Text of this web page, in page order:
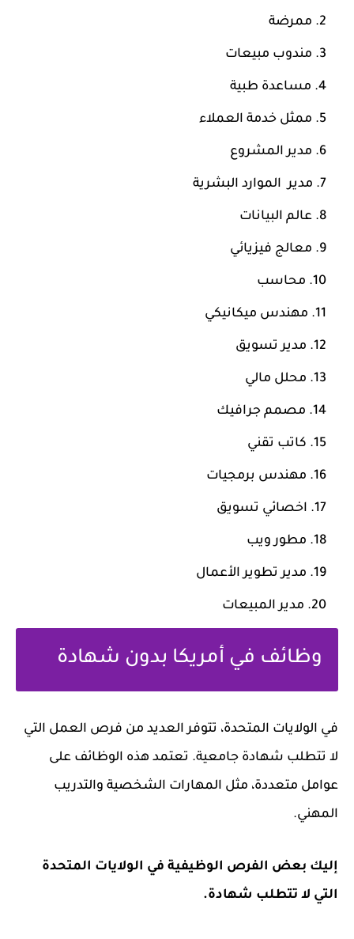
ممرضة
مندوب مبيعات
مساعدة طبية
ممثل خدمة العملاء
مدير المشروع
مدير الموارد البشرية
عالم البيانات
معالج فيزيائي
محاسب
مهندس ميكانيكي
مدير تسويق
محلل مالي
مصمم جرافيك
كاتب تقني
مهندس برمجيات
اخصائي تسويق
مطور ويب
مدير تطوير الأعمال
مدير المبيعات
وظائف في أمريكا بدون شهادة
في الولايات المتحدة، تتوفر العديد من فرص العمل التي
لا تتطلب شهادة جامعية. تعتمد هذه الوظائف على
عوامل متعددة، مثل المهارات الشخصية والتدريب
المهني.
إليك بعض الفرص الوظيفية في الولايات المتحدة
التي لا تتطلب شهادة.